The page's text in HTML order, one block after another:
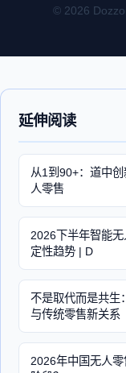
© 2026
延伸阅读
从1到90+：道中
人零售
2026下半年智能
定性趋势 | D
不是取代而是共生
与传统零售新关系
2026年中国无人